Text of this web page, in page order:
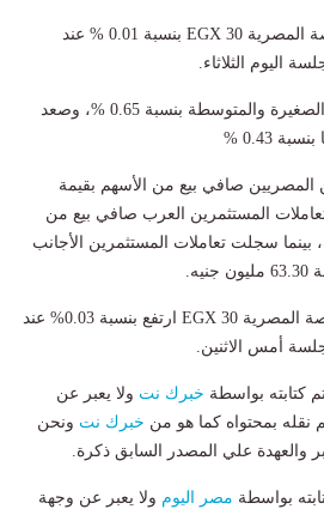
هبط المؤشر الرئيسي للبورصة المصرية EGX 30 بنسبة 0.01 % عند
وزاد مؤشر EGX 70 للأسهم الصغيرة والمتوسطة بنسبة 0.65 %، وصعد
صافي بيع من الأسهم بقيمة
تعاملات المستثمرين العرب صافي بيع من
مليون جنيه، بينما سجلت تعاملات المستثمرين الأجانب
وكان المؤشر الرئيسي للبورصة المصرية EGX 30 ارتفع بنسبة 0.03% عند
كتابته بواسطة خبرك نت ولا يعبر عن
نقله بمحتواه كما هو من خبرك نت ونحن
والعهدة علي المصدر السابق ذكرة.
بواسطة مصر اليوم ولا يعبر عن وجهة